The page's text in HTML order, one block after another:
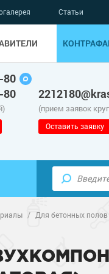
Статьи
80
80
(прием заявок
Оставить заявку
Водно-
Эпоксидные
Грунт-эмали
/ Для бетонных полов